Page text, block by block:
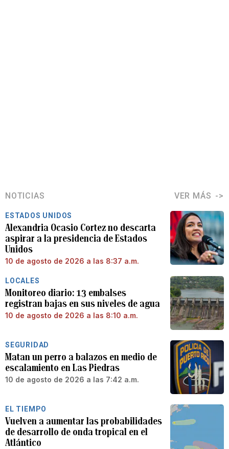
NOTICIAS VER MÁS
ESTADOS UNIDOS
Alexandria Ocasio Cortez no descarta
aspirar a la presidencia de Estados
Unidos
10 de agosto de 2026 a las 8:37 a.m.
LOCALES
Monitoreo diario: 13 embalses
registran bajas en sus niveles de agua
10 de agosto de 2026 a las 8:10 a.m.
SEGURIDAD
Matan un perro a balazos en medio de
escalamiento en Las Piedras
10 de agosto de 2026 a las 7:42 a.m.
EL TIEMPO
Vuelven a aumentar las probabilidades
de desarrollo de onda tropical en el
Atlántico